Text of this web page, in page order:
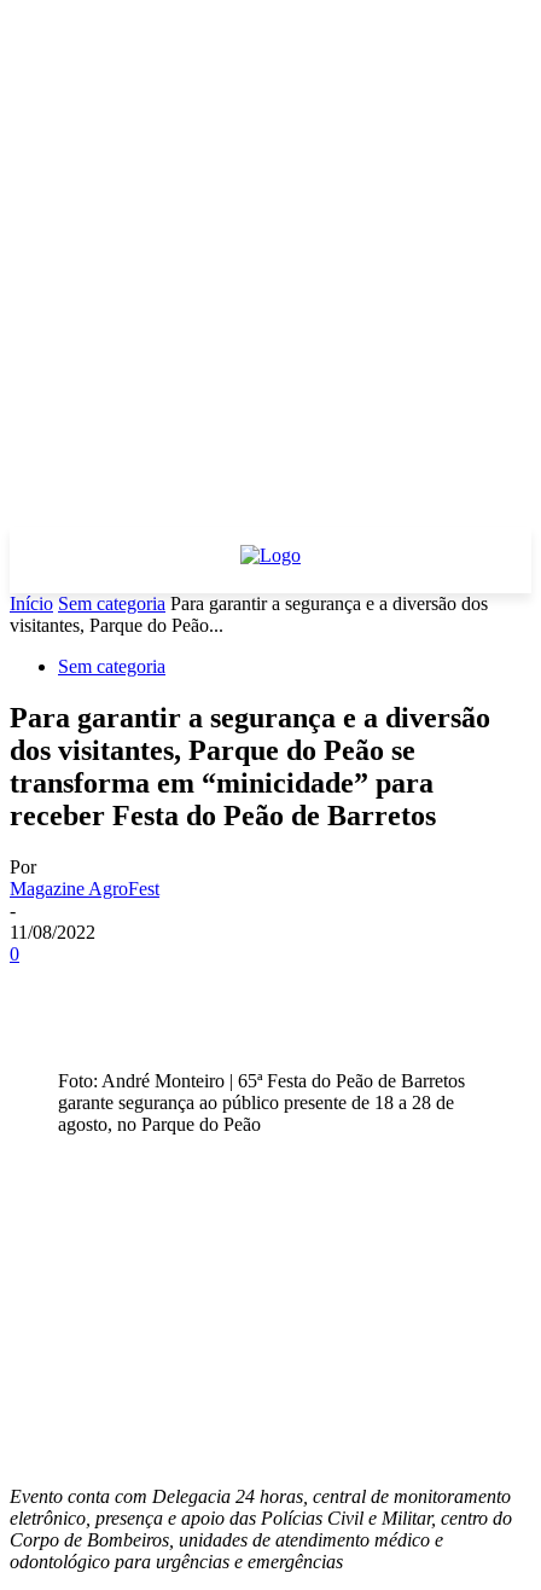
Início Sem categoria Para garantir a segurança e a diversão dos
visitantes, Parque do Peão...
Sem categoria
Para garantir a segurança e a diversão
dos visitantes, Parque do Peão se
transforma em “minicidade” para
receber Festa do Peão de Barretos
Por
Magazine AgroFest
-
11/08/2022
0
Foto: André Monteiro | 65ª Festa do Peão de Barretos
garante segurança ao público presente de 18 a 28 de
agosto, no Parque do Peão
Evento conta com Delegacia 24 horas, central de monitoramento
eletrônico, presença e apoio das Polícias Civil e Militar, centro do
Corpo de Bombeiros, unidades de atendimento médico e
odontológico para urgências e emergências